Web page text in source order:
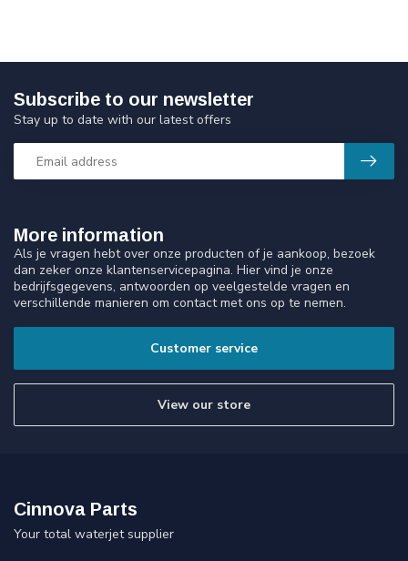
More information
Als je vragen hebt over onze producten of je aankoop, bezoek
dan zeker onze klantenservicepagina. Hier vind je onze
bedrijfsgegevens, antwoorden op veelgestelde vragen en
verschillende manieren om contact met ons op te nemen.
Customer service
View our store
Subscribe to our newsletter
Stay up to date with our latest offers
Cinnova Parts
Your total waterjet supplier